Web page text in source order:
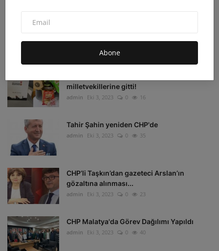
Abone
Eki 4, 2023
milletvekillerine gitti!
admin Eki 3, 2023 0 16
Tahir Şahin yeniden CHP'de
admin Eki 3, 2023 0 35
CHP’li Taşkın’dan gazeteci Arslan’ın
gözaltına alınması...
admin Eki 3, 2023 0 23
CHP Malatya'da Görev Dağılımı Yapıldı
admin Eki 3, 2023 0 40